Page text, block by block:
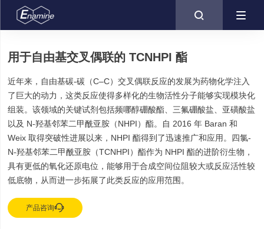

用于自由基交叉偶联的 TCNHPI 酯
近年来，自由基碳-碳（C–C）交叉偶联反应的发展为药物化学注入
了巨大的动力，这类反应使得多样化的生物活性分子能够实现模块化
组装。该领域的关键试剂包括频哪醇硼酸酯、三氟硼酸盐、亚磺酸盐
以及 N-羟基邻苯二甲酰亚胺（NHPI）酯。自 2016 年 Baran 和
Weix 取得突破性进展以来，NHPI 酯得到了迅速推广和应用。四氯-
N-羟基邻苯二甲酰亚胺（TCNHPI）酯作为 NHPI 酯的进阶衍生物，
具有更低的氧化还原电位，能够用于合成空间位阻较大或反应活性较
低底物，从而进一步拓展了此类反应的应用范围。
产品咨询